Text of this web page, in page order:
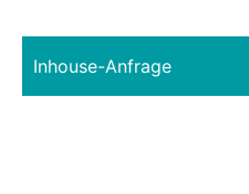
Inhouse-Anfrage